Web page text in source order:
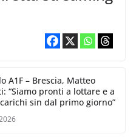
A1F – Brescia, Matteo
“Siamo pronti a lottare e a
sin dal primo giorno”